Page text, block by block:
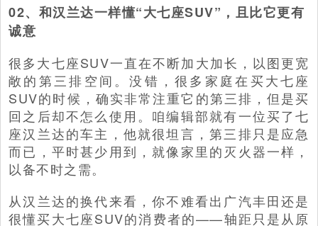
02、和汉兰达一样懂“大七座SUV”，且比它更有
诚意
很多大七座SUV一直在不断加大加长，以图更宽
敞的第三排空间。没错，很多家庭在买大七座
SUV的时候，确实非常注重它的第三排，但是买
回之后却不怎么使用。咱编辑部就有一位买了七
座汉兰达的车主，他就很坦言，第三排只是应急
而已，平时甚少用到，就像家里的灭火器一样，
以备不时之需。
从汉兰达的换代来看，你不难看出广汽丰田还是
很懂买大七座SUV的消费者的——轴距只是从原